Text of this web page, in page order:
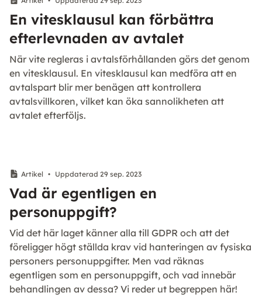
En vitesklausul kan förbättra
efterlevnaden av avtalet
När vite regleras i avtalsförhållanden görs det genom
en vitesklausul. En vitesklausul kan medföra att en
avtalspart blir mer benägen att kontrollera
avtalsvillkoren, vilket kan öka sannolikheten att
avtalet efterföljs.
Artikel • Uppdaterad 29 sep. 2023
Vad är egentligen en
personuppgift?
Vid det här laget känner alla till GDPR och att det
föreligger högt ställda krav vid hanteringen av fysiska
personers personuppgifter. Men vad räknas
egentligen som en personuppgift, och vad innebär
behandlingen av dessa? Vi reder ut begreppen här!